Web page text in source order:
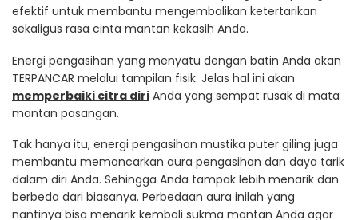
efektif untuk membantu mengembalikan ketertarikan
sekaligus rasa cinta mantan kekasih Anda.
Energi pengasihan yang menyatu dengan batin Anda akan
TERPANCAR melalui tampilan fisik. Jelas hal ini akan
memperbaiki citra diri Anda yang sempat rusak di mata
mantan pasangan.
Tak hanya itu, energi pengasihan mustika puter giling juga
membantu memancarkan aura pengasihan dan daya tarik
dalam diri Anda. Sehingga Anda tampak lebih menarik dan
berbeda dari biasanya. Perbedaan aura inilah yang
nantinya bisa menarik kembali sukma mantan Anda agar